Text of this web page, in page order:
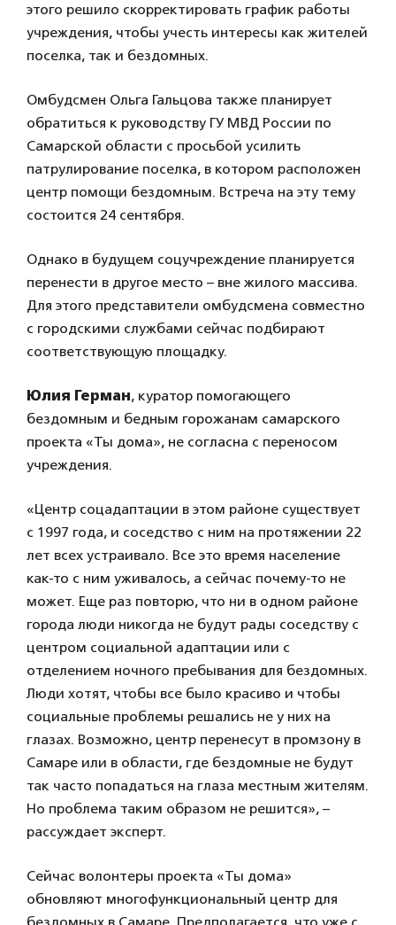
этого решило скорректировать график работы
учреждения, чтобы учесть интересы как жителей
поселка, так и бездомных.
Омбудсмен Ольга Гальцова также планирует
обратиться к руководству ГУ МВД России по
Самарской области с просьбой усилить
патрулирование поселка, в котором расположен
центр помощи бездомным. Встреча на эту тему
состоится 24 сентября.
Однако в будущем соцучреждение планируется
перенести в другое место – вне жилого массива.
Для этого представители омбудсмена совместно
с городскими службами сейчас подбирают
соответствующую площадку.
Юлия Герман, куратор помогающего
бездомным и бедным горожанам самарского
проекта «Ты дома», не согласна с переносом
учреждения.
«Центр соцадаптации в этом районе существует
с 1997 года, и соседство с ним на протяжении 22
лет всех устраивало. Все это время население
как-то с ним уживалось, а сейчас почему-то не
может. Еще раз повторю, что ни в одном районе
города люди никогда не будут рады соседству с
центром социальной адаптации или с
отделением ночного пребывания для бездомных.
Люди хотят, чтобы все было красиво и чтобы
социальные проблемы решались не у них на
глазах. Возможно, центр перенесут в промзону в
Самаре или в области, где бездомные не будут
так часто попадаться на глаза местным жителям.
Но проблема таким образом не решится», –
рассуждает эксперт.
Сейчас волонтеры проекта «Ты дома»
обновляют многофункциональный центр для